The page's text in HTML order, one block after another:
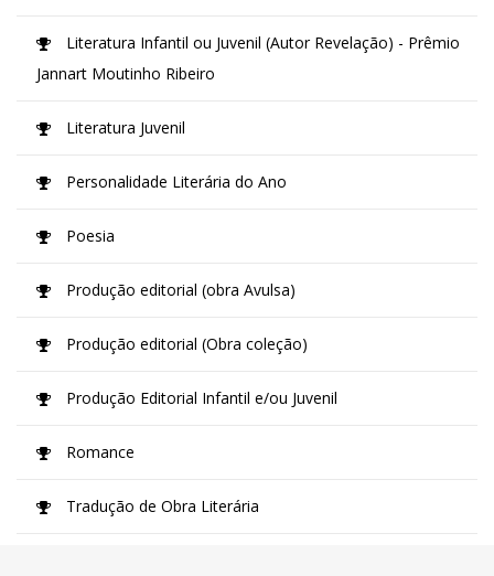
Literatura Infantil ou Juvenil (Autor Revelação) - Prêmio
Jannart Moutinho Ribeiro
Literatura Juvenil
Personalidade Literária do Ano
Poesia
Produção editorial (obra Avulsa)
Produção editorial (Obra coleção)
Produção Editorial Infantil e/ou Juvenil
Romance
Tradução de Obra Literária